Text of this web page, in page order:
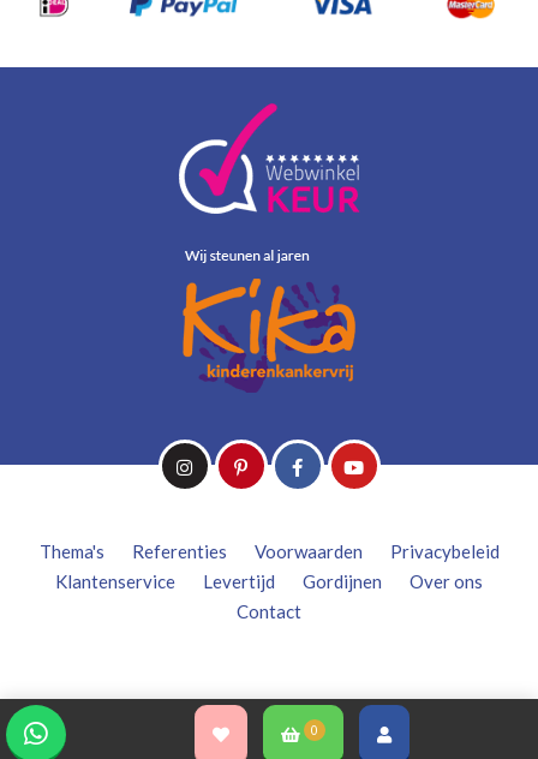
0
Thema's Referenties Voorwaarden
Privacybeleid
Klantenservice
Levertijd Gordijnen
Over ons
Contact